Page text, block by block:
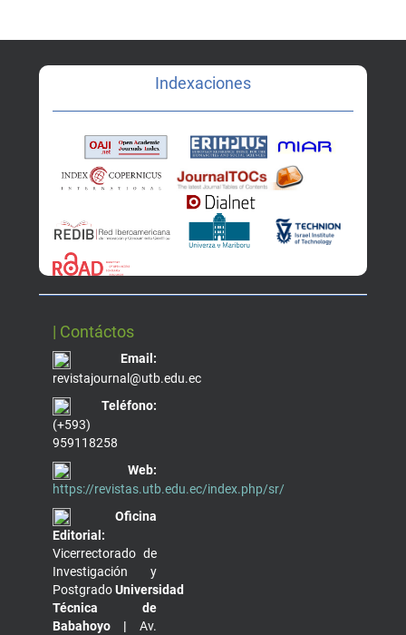
Indexaciones
| Contáctos
Email:
revistajournal@utb.edu.ec
Teléfono:
(+593)
959118258
Web:
https://revistas.utb.edu.ec/index.php/sr/
Oficina
Editorial:
Vicerrectorado de
Investigación y
PostgradoUniversidad
Técnica de
Babahoyo | Av.